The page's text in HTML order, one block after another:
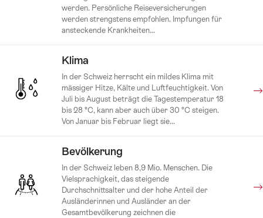
werden. Persönliche Reiseversicherungen
werden strengstens empfohlen. Impfungen für
ansteckende Krankheiten...
Klima
In der Schweiz herrscht ein mildes Klima mit
mässiger Hitze, Kälte und Luftfeuchtigkeit. Von
Juli bis August beträgt die Tagestemperatur 18
bis 28 °C, kann aber auch über 30 °C steigen.
Von Januar bis Februar liegt sie...
Bevölkerung
In der Schweiz leben 8,9 Mio. Menschen. Die
Vielsprachigkeit, das steigende
Durchschnittsalter und der hohe Anteil der
Ausländerinnen und Ausländer an der
Gesamtbevölkerung zeichnen die